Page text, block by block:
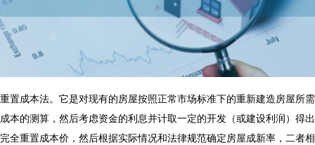
重置成本法。它是对现有的房屋按照正常市场标准下的重新建造房屋所需
成本的测算，然后考虑资金的利息并计取一定的开发（或建设利润）得出
完全重置成本价，然后根据实际情况和法律规范确定房屋成新率，二者相